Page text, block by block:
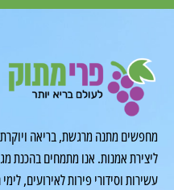
מתנה מרגשת, בריאה ויוקרתית?
אמנות. אנו מתמחים בהכנת מגשי
וסידורי פירות לאירועים, לימי